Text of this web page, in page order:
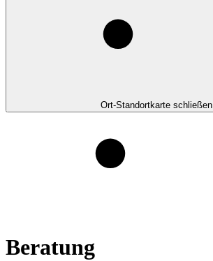
Ort-Standortkarte schließen
Beratung